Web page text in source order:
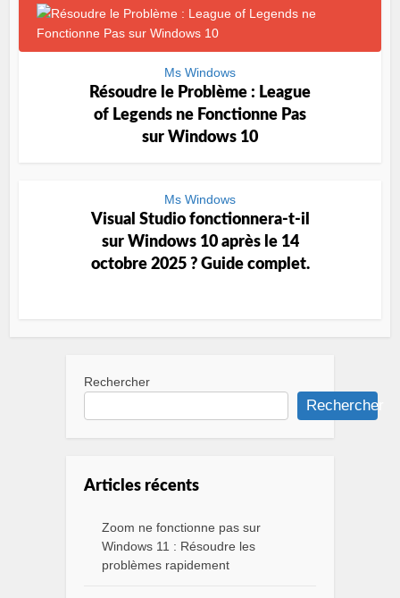
Ms Windows
Résoudre le Problème : League
of Legends ne Fonctionne Pas
sur Windows 10
Ms Windows
Visual Studio fonctionnera-t-il
sur Windows 10 après le 14
octobre 2025 ? Guide complet.
Rechercher
Rechercher
Articles récents
Zoom ne fonctionne pas sur
Windows 11 : Résoudre les
problèmes rapidement